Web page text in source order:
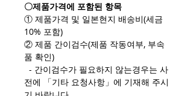
〇제품가격에 포함된 항목
① 제품가격 및 일본현지 배송비(세금
10% 포함)
② 제품 간이검수(제품 작동여부, 부속
품 확인)
- 간이검수가 필요하지 않는경우는 사
전에 「기타 요청사항」에 기재해 주시